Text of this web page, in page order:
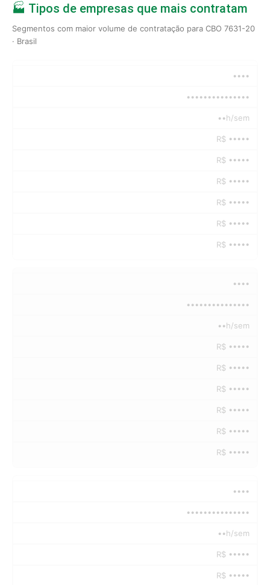
🏭 Tipos de empresas que mais contratam
Segmentos com maior volume de contratação para CBO 7631-20
· Brasil
••••
•••••••••••••••
••h/sem
R$ •••••
R$ •••••
R$ •••••
R$ •••••
R$ •••••
R$ •••••
••••
•••••••••••••••
••h/sem
R$ •••••
R$ •••••
R$ •••••
R$ •••••
R$ •••••
R$ •••••
••••
•••••••••••••••
••h/sem
R$ •••••
R$ •••••